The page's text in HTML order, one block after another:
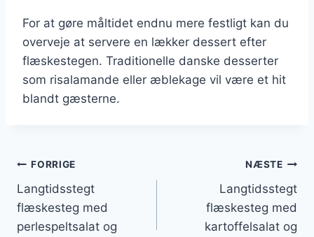
For at gøre måltidet endnu mere festligt kan du
overveje at servere en lækker dessert efter
flæskestegen. Traditionelle danske desserter
som risalamande eller æblekage vil være et hit
blandt gæsterne.
Indlægsnavigation
FORRIGE
Langtidsstegt
flæskesteg med
perlespeltsalat og
NÆSTE
Langtidsstegt
flæskesteg med
kartoffelsalat og